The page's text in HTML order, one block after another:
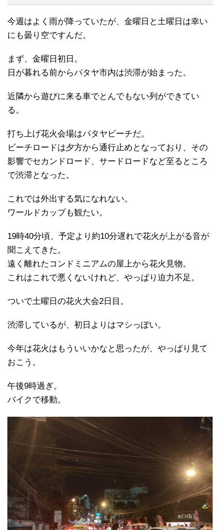
今週はよく雨が降っていたが、金曜日と土曜日は幸い
にも曇り空ですんだ。
まず、金曜日初日。
日が暮れる前からパタヤ市内は渋滞が始まった。
近隣から遊びに来る車でとんでもない列ができてい
る。
打ち上げ花火会場はパタヤビーチだ。
ビーチロードは夕方から通行止めとなっており、その
影響でセカンドロード、サードロードなど至るところ
で渋滞となった。
これでは外出する気になれない。
ワールドカップも観たい。
19時40分頃、予定より約10分遅れで花火が上がる音が
聞こえてきた。
遠く離れたコンドミニアムの屋上から花火見物。
これはこれで悪くないけれど、やっぱり迫力不足。
ついで土曜日の花火大会2日目。
渋滞しているが、初日よりはマシっぽい。
今年は花火はもういいかなと思ったが、やっぱり見て
おこう。
午後9時過ぎ。
バイクで移動。